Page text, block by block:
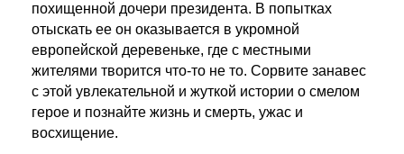
похищенной дочери президента. В попытках
отыскать ее он оказывается в укромной
европейской деревеньке, где с местными
жителями творится что-то не то. Сорвите занавес
с этой увлекательной и жуткой истории о смелом
герое и познайте жизнь и смерть, ужас и
восхищение.